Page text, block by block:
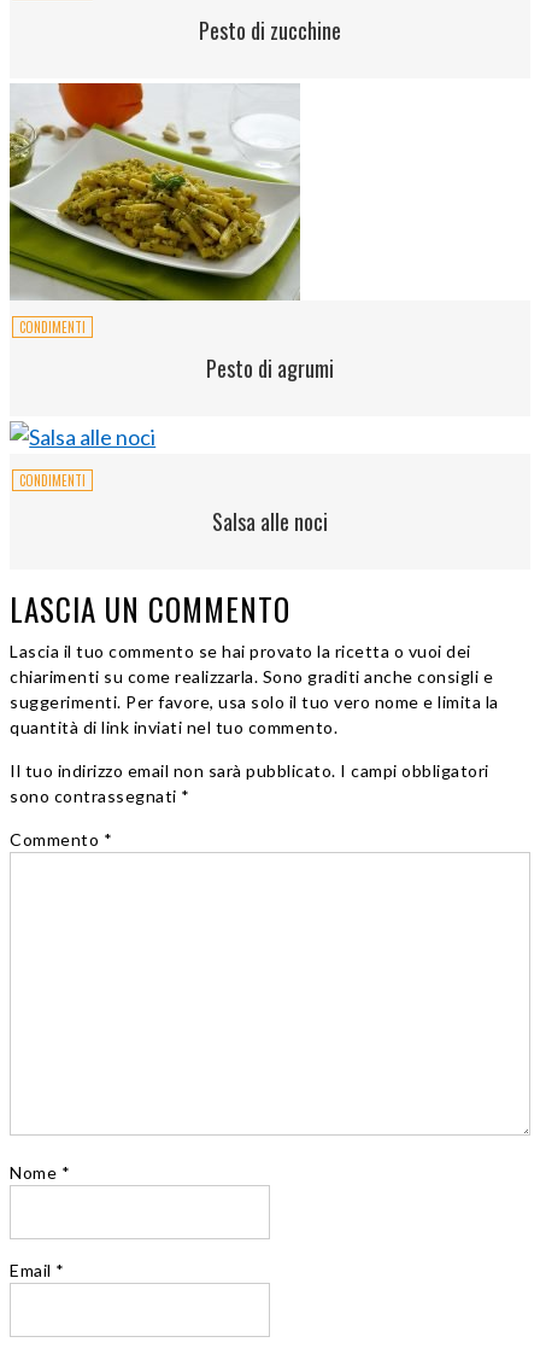
Pesto di zucchine
CONDIMENTI
Pesto di agrumi
CONDIMENTI
Salsa alle noci
LASCIA UN COMMENTO
Lascia il tuo commento se hai provato la ricetta o vuoi dei
chiarimenti su come realizzarla. Sono graditi anche consigli e
suggerimenti. Per favore, usa solo il tuo vero nome e limita la
quantità di link inviati nel tuo commento.
Il tuo indirizzo email non sarà pubblicato. I campi obbligatori
sono contrassegnati *
Commento *
Nome *
Email *